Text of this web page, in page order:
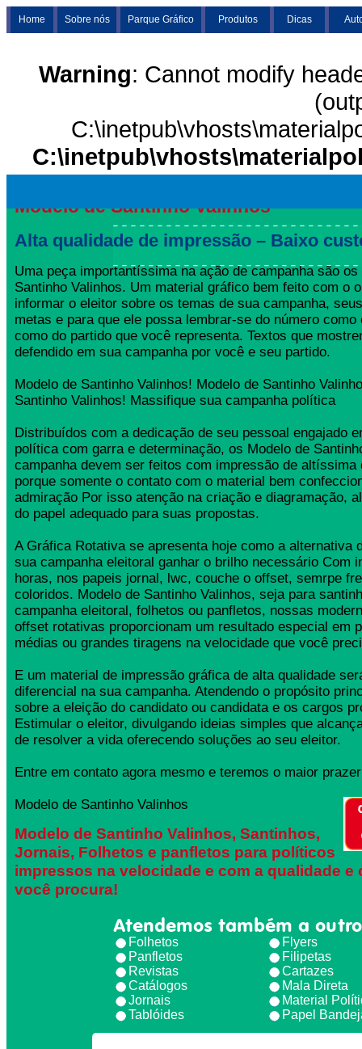
Home Sobre nós Parque Gráfico Produtos Dicas
Warning: Cannot modify
Modelo de Santinho Valinhos
Alta qualidade de impressão – Baixo
Uma peça importantíssima na ação de campanha são os
Santinho Valinhos. Um material gráfico bem feito com o
informar o eleitor sobre os temas de sua campanha,
metas e para que ele possa lembrar-se do número como
como do partido que você representa. Textos que
defendido em sua campanha por você e seu partido.
Modelo de Santinho Valinhos! Modelo de Santinho
Santinho Valinhos! Massifique sua campanha política
Distribuídos com a dedicação de seu pessoal engajado
política com garra e determinação, os Modelo de
campanha devem ser feitos com impressão de altíssima
porque somente o contato com o material bem
admiração Por isso atenção na criação e diagramação,
do papel adequado para suas propostas.
A Gráfica Rotativa se apresenta hoje como a alternativa
sua campanha eleitoral ganhar o brilho necessário Com
horas, nos papeis jornal, lwc, couche o offset, semrpe
coloridos. Modelo de Santinho Valinhos, seja para
campanha eleitoral, folhetos ou panfletos, nossas
offset rotativas proporcionam um resultado especial em
médias ou grandes tiragens na velocidade que você
E um material de impressão gráfica de alta qualidade
diferencial na sua campanha. Atendendo o propósito
sobre a eleição do candidato ou candidata e os cargos
Estimular o eleitor, divulgando ideias simples que
de resolver a vida oferecendo soluções ao seu eleitor.
Entre em contato agora mesmo e teremos o maior
Modelo de Santinho Valinhos
Modelo de Santinho Valinhos, Santinhos,
Jornais, Folhetos e panfletos para políticos
impressos na velocidade e com a qualidade e
você procura!
Atendemos também a
Folhetos
Panfletos
Revistas
Catálogos
Jornais
Tablóides
Flyers
Filipetas
Cartazes
Mala Direta
Material
Papel